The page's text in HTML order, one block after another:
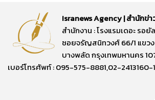
Isranews Agency | สำนักข่า
สำนักงาน : โรงแรมเดอะ รอยั
ซอยจรัญสนิทวงศ์ 66/1 แขว
บางพลัด กรุงเทพมหานคร
เบอร์โทรศัพท์ : 095-575-8881,02-2413160-1